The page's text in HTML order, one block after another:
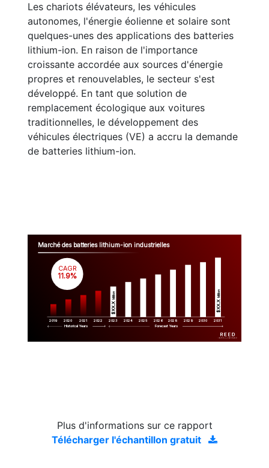
Les chariots élévateurs, les véhicules
autonomes, l'énergie éolienne et solaire sont
quelques-unes des applications des batteries
lithium-ion. En raison de l'importance
croissante accordée aux sources d'énergie
propres et renouvelables, le secteur s'est
développé. En tant que solution de
remplacement écologique aux voitures
traditionnelles, le développement des
véhicules électriques (VE) a accru la demande
de batteries lithium-ion.
Marché des batteries lithium-ion industrielles
2019 2020 2021 2022 2023 2024 2025 2026 2028 2029 2030 2031
$XX.X
Million
$XX.X
Million
CAGR
11.9%
Historical Years Forecast Years
Plus d'informations sur ce rapport
Télécharger l'échantillon gratuit